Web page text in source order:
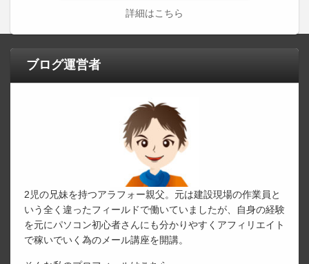
詳細はこちら
ブログ運営者
2児の兄妹を持つアラフォー親父。元は建設現場の作業員と
いう全く違ったフィールドで働いていましたが、自身の経験
を元にパソコン初心者さんにも分かりやすくアフィリエイト
で稼いでいく為のメール講座を開講。